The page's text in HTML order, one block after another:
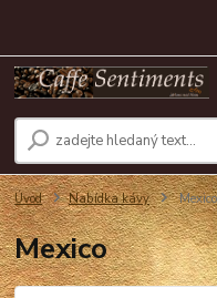
Úvod Nabídka kávy Mexico
Mexico